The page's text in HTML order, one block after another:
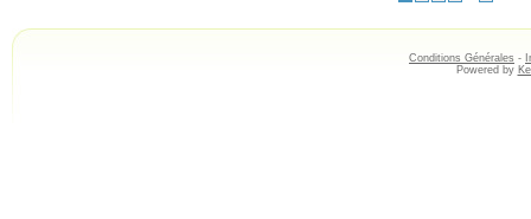
Conditions Générales -
Powered by